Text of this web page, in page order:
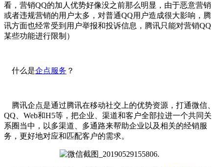
看，营销QQ的加人优势好像没之前那么明显，由于恶意营销
或者违规营销的用户太多，对普通QQ用户造成很大影响，腾
讯方面也经常受到用户举报和投诉信息，腾讯只能对营销QQ
某些功能进行限制）
什么是企点服务 ？
腾讯企点是通过腾讯在移动社交上的优势资源，打通微信、
QQ、Web和H5等，把企业、渠道和客户全部拉进一个共同关
系圈当中，以多渠道、多通路来帮助企业以及相关的经销服
务，更好地对应和匹配客户的需求。